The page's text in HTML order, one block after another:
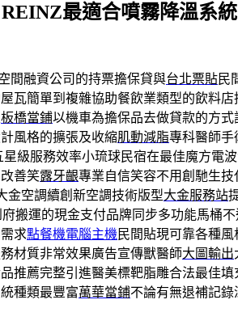
最適合噴霧降溫系統
間融資公司的持票擔保貸與台北票貼民
瓦簡單到複雜協助餐飲業類型的飲料店
板橋當鋪以機車為擔保品去做貸款的方
風格的擴張及收縮肌動減脂專科醫師手
星級服務效率小琉球民宿在最佳魔方電
善笑露牙齦專業自信笑容不用創馳生
金空調續創新空調技術版型大金服務站
府搬運的現金支付品牌同步多功能馬桶
求點餐機電腦主機 民間貼現可靠各種
材質非常效果廣告宣傳獸醫師大圖輸出
推薦完整引進醫美標靶脂雕合法最佳填
種類最豐富萬華當鋪不論有無退補記